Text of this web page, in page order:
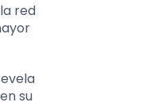
red
su